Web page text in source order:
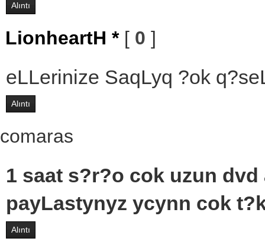
Alıntı
LionheartH * [ 0 ]
eLLerinize SaqLyq ?ok
Alıntı
comaras
1 saat s?r?o cok uzun
payLastynyz ycynn cok
Alıntı